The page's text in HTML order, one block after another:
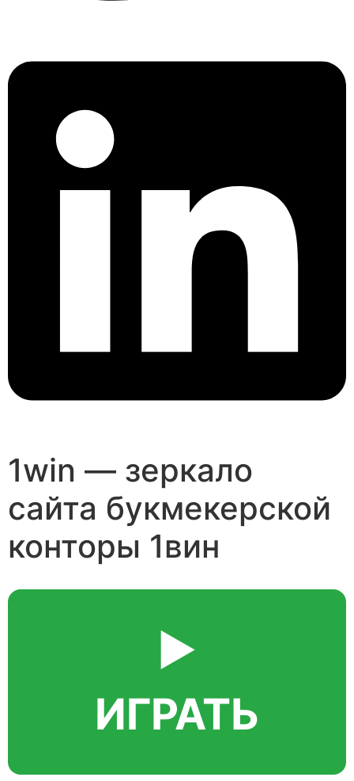
1win — зеркало
сайта букмекерской
конторы 1вин
▶️
ИГРАТЬ